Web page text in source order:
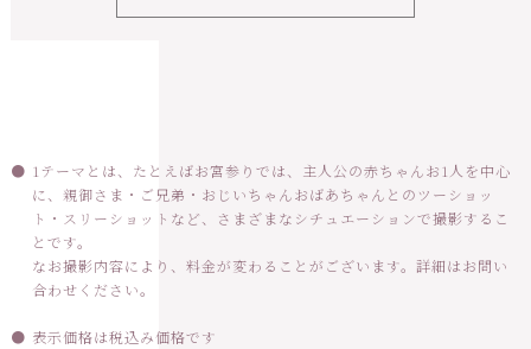
1テーマとは、たとえばお宮参りでは、主人公の赤ちゃんお1人を中心
に、親御さま・ご兄弟・おじいちゃんおばあちゃんとのツーショッ
ト・スリーショットなど、さまざまなシチュエーションで撮影するこ
とです。
なお撮影内容により、料金が変わることがございます。詳細はお問い
合わせください。
表示価格は税込み価格です